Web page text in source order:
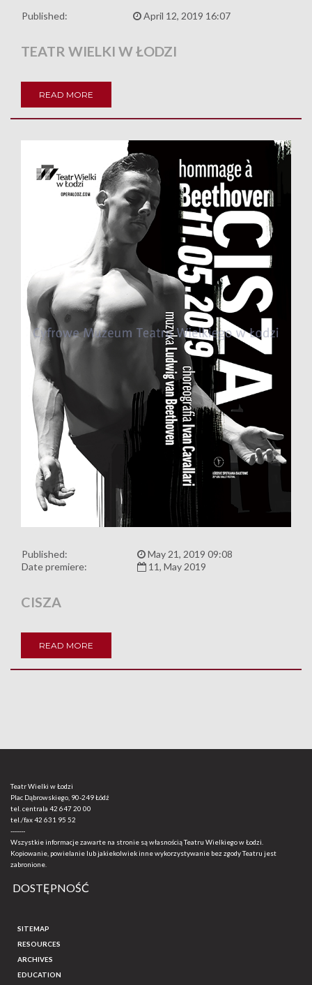
Published: April 12, 2019 16:07
TEATR WIELKI W ŁODZI
READ MORE
Published:
May 21, 2019 09:08
Date premiere:
11, May 2019
CISZA
READ MORE
Teatr Wielki w Łodzi
Plac Dąbrowskiego, 90-249 Łódź
tel. centrala 42 647 20 00
tel./fax42 631 95 52
-------
Wszystkie informacje zawarte na stronie są własnością Teatru Wielkiego w Łodzi.
Kopiowanie, powielanie lub jakiekolwiek inne wykorzystywanie bez zgody Teatru jest
zabronione.
DOSTĘPNOŚĆ
SITEMAP
RESOURCES
ARCHIVES
EDUCATION